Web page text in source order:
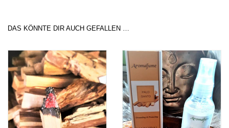
DAS KÖNNTE DIR AUCH GEFALLEN …